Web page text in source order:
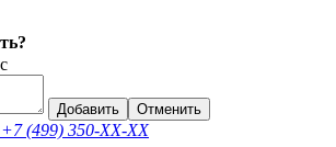
Добавить Отменить
+7 (499) 350-XX-XX